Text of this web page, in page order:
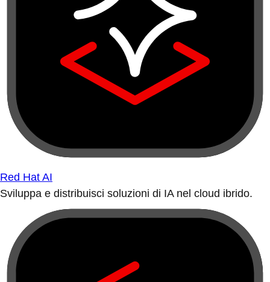
Red Hat AI
Sviluppa e distribuisci soluzioni di IA nel cloud ibrido.